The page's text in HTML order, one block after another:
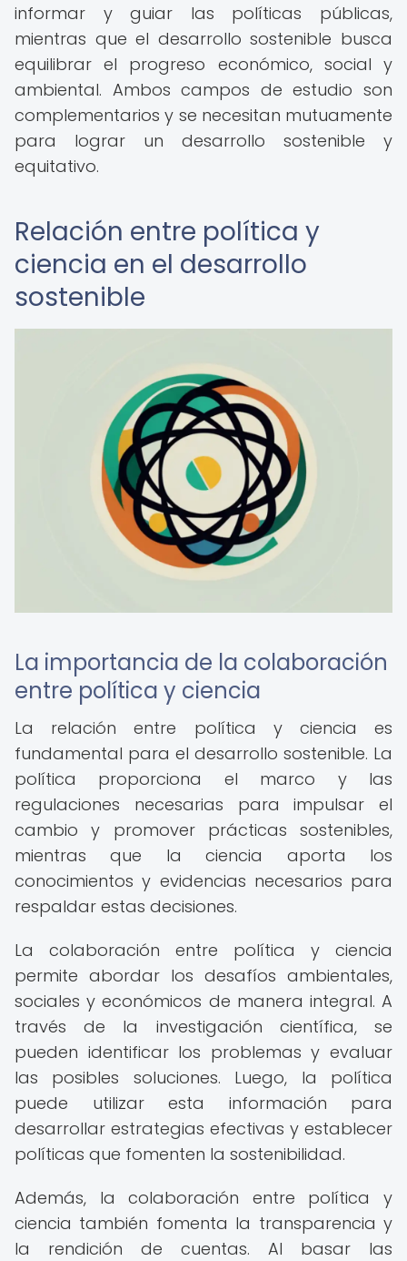
informar y guiar las políticas públicas,
mientras que el desarrollo sostenible busca
equilibrar el progreso económico, social y
ambiental. Ambos campos de estudio son
complementarios y se necesitan mutuamente
para lograr un desarrollo sostenible y
equitativo.
Relación entre política y
ciencia en el desarrollo
sostenible
La importancia de la colaboración
entre política y ciencia
La relación entre política y ciencia es
fundamental para el desarrollo sostenible. La
política proporciona el marco y las
regulaciones necesarias para impulsar el
cambio y promover prácticas sostenibles,
mientras que la ciencia aporta los
conocimientos y evidencias necesarios para
respaldar estas decisiones.
La colaboración entre política y ciencia
permite abordar los desafíos ambientales,
sociales y económicos de manera integral. A
través de la investigación científica, se
pueden identificar los problemas y evaluar
las posibles soluciones. Luego, la política
puede utilizar esta información para
desarrollar estrategias efectivas y establecer
políticas que fomenten la sostenibilidad.
Además, la colaboración entre política y
ciencia también fomenta la transparencia y
la rendición de cuentas. Al basar las